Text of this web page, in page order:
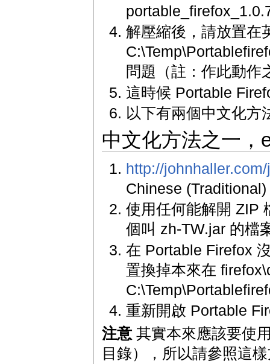
解壓縮後，請放置在
問題（註：作此動作
這時候 Portable
以下有兩個中文化方
中文化方法之一，
http://
Chinese
使用任何能解開 ZIP
個叫 zh-TW.jar 的檔
在 Portable Firefox
置換掉本來在
重新開啟 Portable
注意其實本來應該要使
目錄），所以請參照這